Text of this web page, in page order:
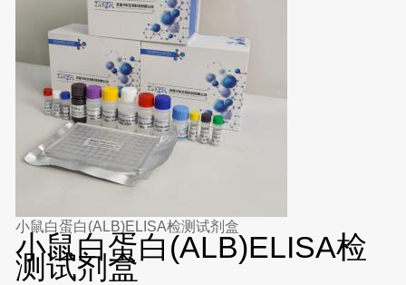
小鼠白蛋白(ALB)ELISA检测试剂盒
小鼠白蛋白(ALB)ELISA检
测试剂盒